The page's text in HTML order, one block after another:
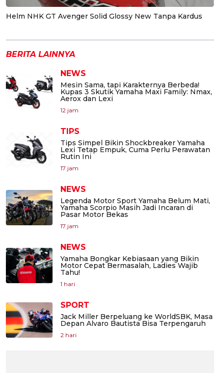
Helm NHK GT Avenger Solid Glossy New Tanpa Kardus
BERITA LAINNYA
NEWS
Mesin Sama, tapi Karakternya Berbeda!
Kupas 3 Skutik Yamaha Maxi Family: Nmax,
Aerox dan Lexi
12 jam
TIPS
Tips Simpel Bikin Shockbreaker Yamaha
Lexi Tetap Empuk, Cuma Perlu Perawatan
Rutin Ini
17 jam
NEWS
Legenda Motor Sport Yamaha Belum Mati,
Yamaha Scorpio Masih Jadi Incaran di
Pasar Motor Bekas
17 jam
NEWS
Yamaha Bongkar Kebiasaan yang Bikin
Motor Cepat Bermasalah, Ladies Wajib
Tahu!
1 hari
SPORT
Jack Miller Berpeluang ke WorldSBK, Masa
Depan Alvaro Bautista Bisa Terpengaruh
2 hari